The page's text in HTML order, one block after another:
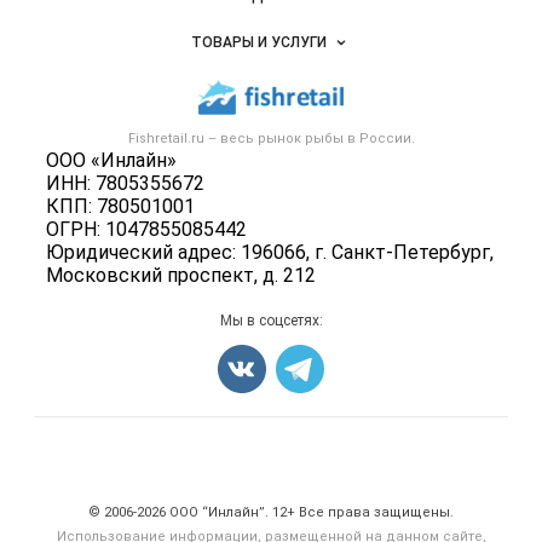
Fishretail.ru – весь рынок рыбы в России.
ООО «Инлайн»
ИНН: 7805355672
КПП: 780501001
ОГРН: 1047855085442
Юридический адрес: 196066, г. Санкт-Петербург,
Московский проспект, д. 212
Размещение рекламы
Публичная оферта
Контактная информация
Политика обработки персональных данных
Объявления
Новости рынка
Вакансии
Блог
ТОВАРЫ И УСЛУГИ
Икра
Рыбопосадочный материал
Полуфабрикаты
Консервы
Карта объявлений
Мы в соцсетях:
© 2006‑2026 ООО “Инлайн”. 12+ Все права защищены.
Использование информации, размещенной на данном сайте,